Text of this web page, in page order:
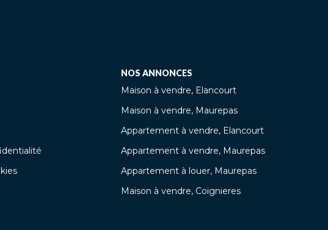
NOS ANNONCES
Maison à vendre, Elancourt
Maison à vendre, Maurepas
Appartement à vendre, Elancourt
Appartement à vendre, Maurepas
Appartement à louer, Maurepas
Maison à vendre, Coignieres